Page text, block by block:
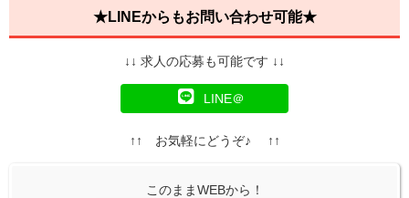
★LINEからもお問い合わせ可能★
↓↓ 求人の応募も可能です ↓↓
LINE＠
↑↑ お気軽にどうぞ♪ ↑↑
このままWEBから！